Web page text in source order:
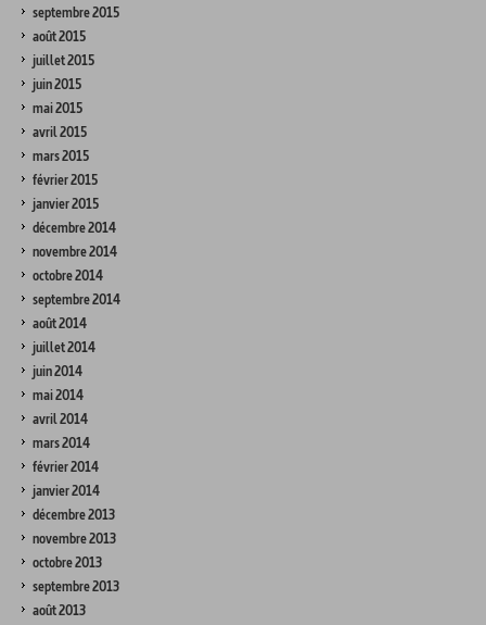
septembre 2015
août 2015
juillet 2015
juin 2015
mai 2015
avril 2015
mars 2015
février 2015
janvier 2015
décembre 2014
novembre 2014
octobre 2014
septembre 2014
août 2014
juillet 2014
juin 2014
mai 2014
avril 2014
mars 2014
février 2014
janvier 2014
décembre 2013
novembre 2013
octobre 2013
septembre 2013
août 2013